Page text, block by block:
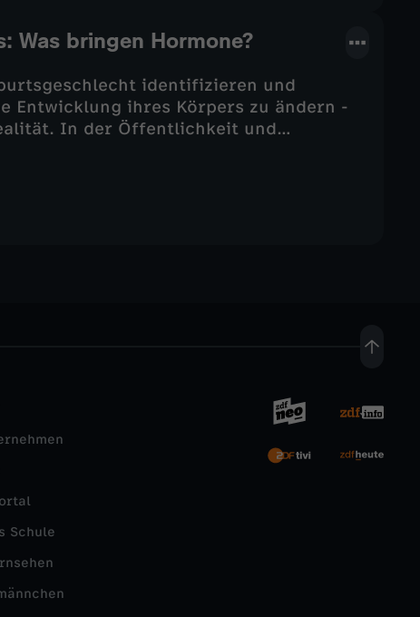
Was bringen Hormone?
identifizieren und
Entwicklung ihres Körpers zu ändern -
In der Öffentlichkeit und
Schule